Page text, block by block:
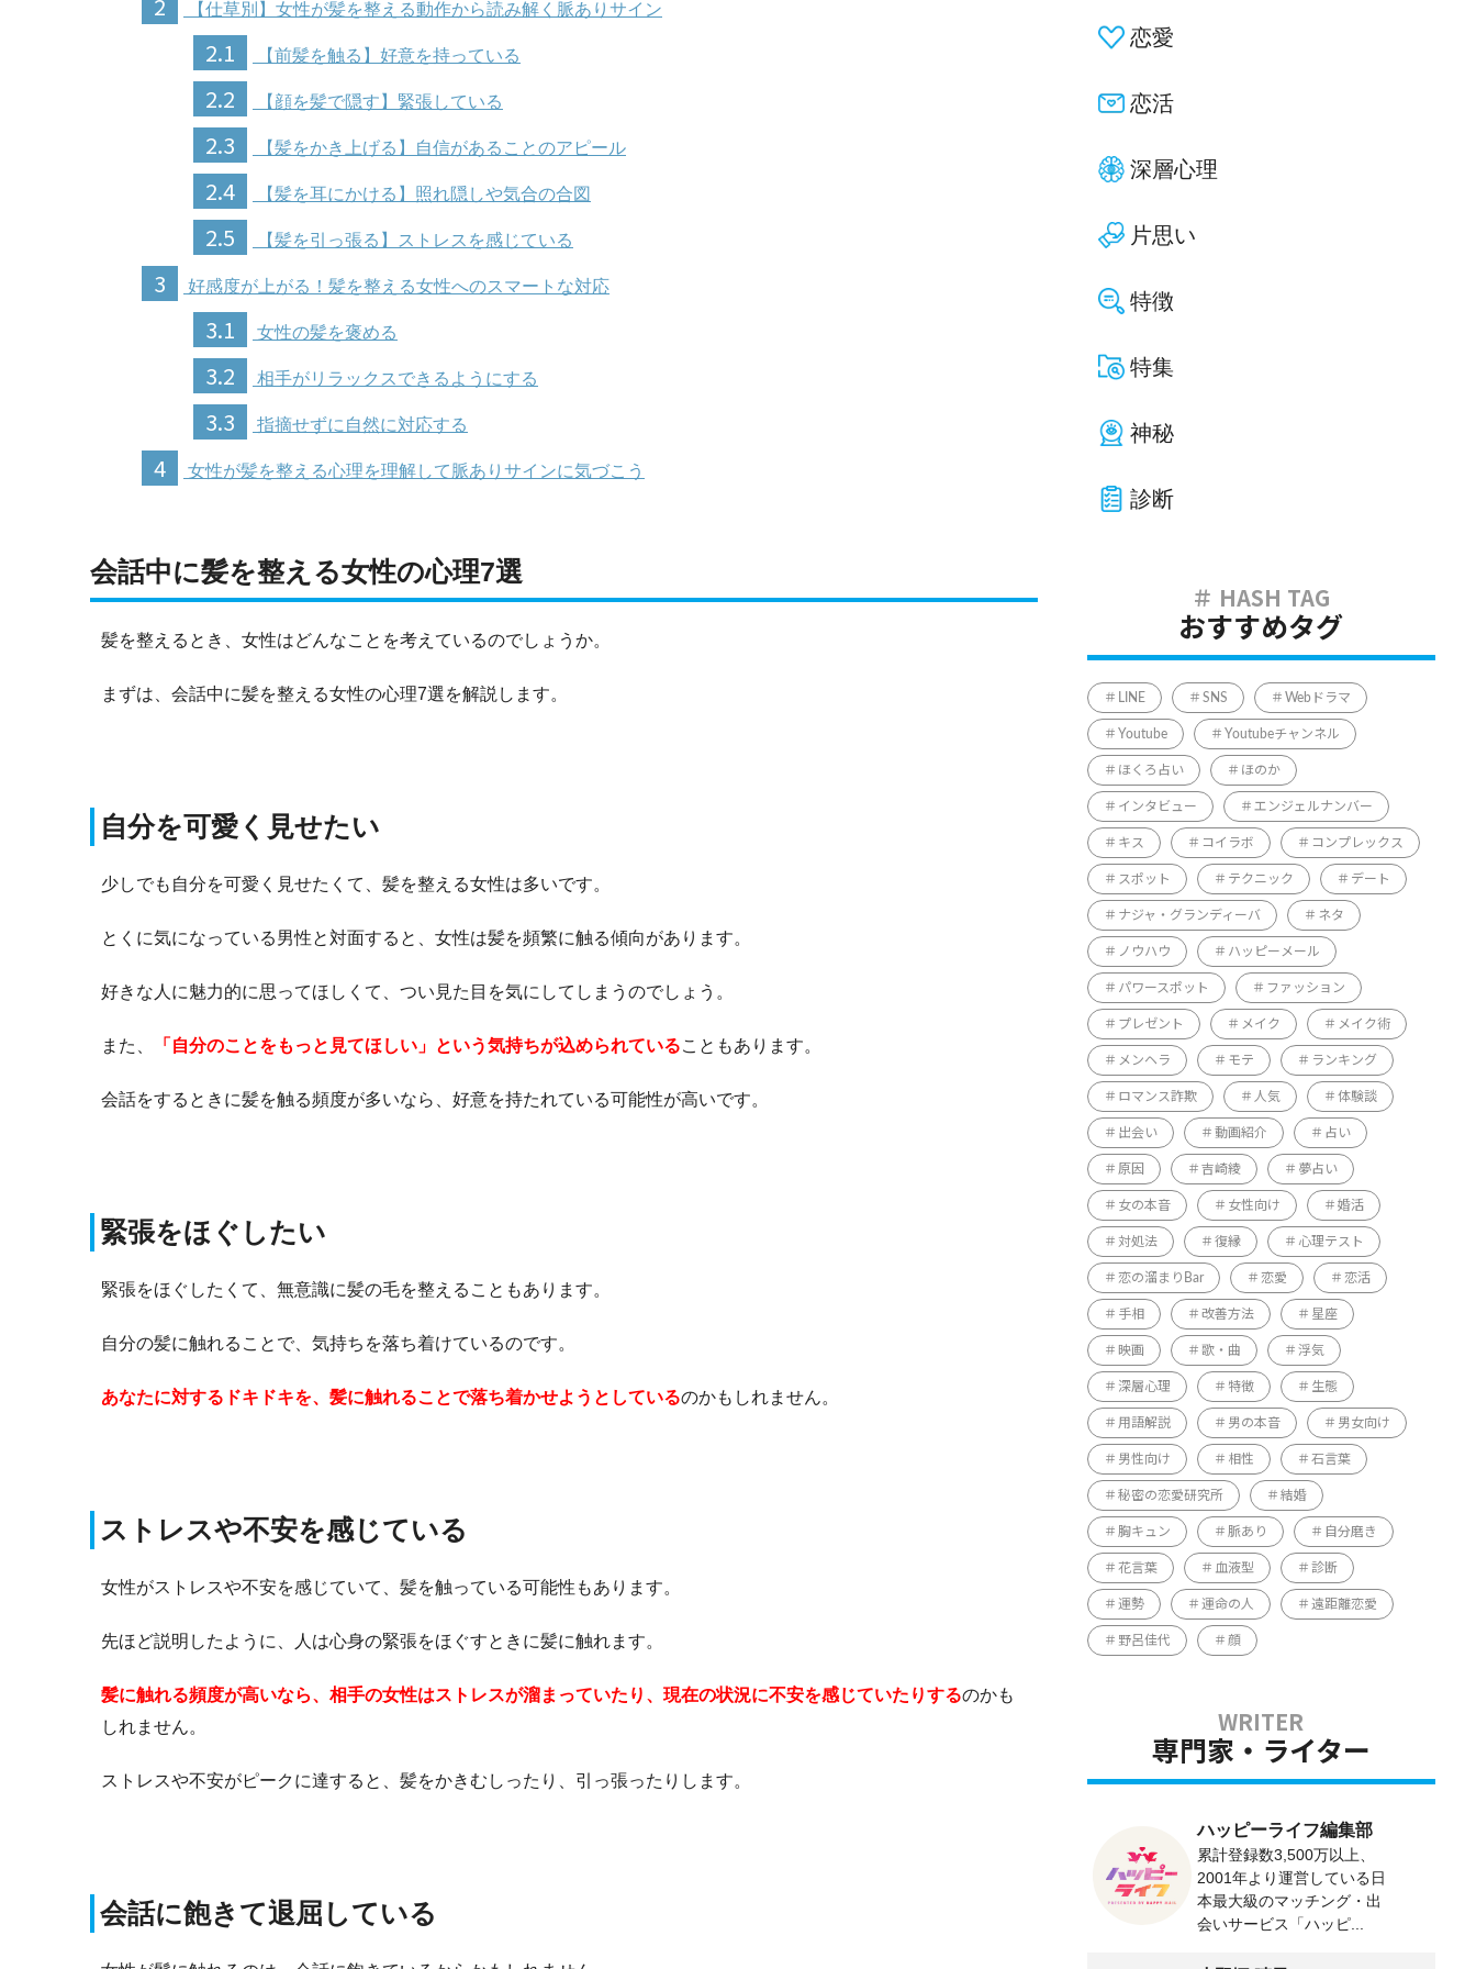
【仕草別】女性が髪を整える動作から読み解く脈ありサイン
2.1 【前髪を触る】好意を持っている
2.2 【顔を髪で隠す】緊張している
2.3 【髪をかき上げる】自信があることのアピール
2.4 【髪を耳にかける】照れ隠しや気合の合図
2.5 【髪を引っ張る】ストレスを感じている
3 好感度が上がる！髪を整える女性へのスマートな対応
3.1 女性の髪を褒める
3.2 相手がリラックスできるようにする
3.3 指摘せずに自然に対応する
4 女性が髪を整える心理を理解して脈ありサインに気づこう
会話中に髪を整える女性の心理7選
髪を整えるとき、女性はどんなことを考えているのでしょうか。
まずは、会話中に髪を整える女性の心理7選を解説します。
自分を可愛く見せたい
少しでも自分を可愛く見せたくて、髪を整える女性は多いです。
とくに気になっている男性と対面すると、女性は髪を頻繁に触る傾向があります。
好きな人に魅力的に思ってほしくて、つい見た目を気にしてしまうのでしょう。
また、 「自分のことをもっと見てほしい」という気持ちが込められていることもあります。
会話をするときに髪を触る頻度が多いなら、好意を持たれている可能性が高いです。
緊張をほぐしたい
緊張をほぐしたくて、無意識に髪の毛を整えることもあります。
自分の髪に触れることで、気持ちを落ち着けているのです。
あなたに対するドキドキを、髪に触れることで落ち着かせようとしているのかもしれません。
ストレスや不安を感じている
女性がストレスや不安を感じていて、髪を触っている可能性もあります。
先ほど説明したように、人は心身の緊張をほぐすときに髪に触れます。
髪に触れる頻度が高いなら、相手の女性はストレスが溜まっていたり、現在の状況に不安を感じていたりするのかも
しれません。
ストレスや不安がピークに達すると、髪をかきむしったり、引っ張ったりします。
会話に飽きて退屈している
恋愛
恋活
深層心理
片思い
特徴
特集
神秘
診断
おすすめタグ
LINE SNS Webドラマ
Youtube Youtubeチャンネル
ほくろ占い ほのか
インタビュー エンジェルナンバー
キス コイラボ コンプレックス
スポット テクニック デート
ナジャ・グランディーバ ネタ
ノウハウ ハッピーメール
パワースポット ファッション
プレゼント メイク メイク術
メンヘラ モテ ランキング
ロマンス詐欺 人気 体験談
出会い 動画紹介 占い
原因 吉崎綾 夢占い
女の本音 女性向け 婚活
対処法 復縁 心理テスト
恋の溜まりBar 恋愛 恋活
手相 改善方法 星座
映画 歌・曲 浮気
深層心理 特徴 生態
用語解説 男の本音 男女向け
男性向け 相性 石言葉
秘密の恋愛研究所 結婚
胸キュン 脈あり 自分磨き
花言葉 血液型 診断
運勢 運命の人 遠距離恋愛
野呂佳代 顔
専門家・ライター
ハッピーライフ編集部
累計登録数3,500万以上、
2001年より運営している日
本最大級のマッチング・出
会いサービス「ハッピ...